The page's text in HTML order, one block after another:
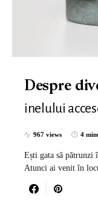
Despre
inelului
967 views 4
Ești gata să pătrunzi
Atunci ai venit în